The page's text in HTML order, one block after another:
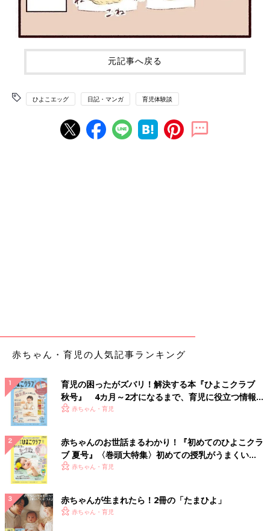
元記事へ戻る
ひよこエッグ 日記・マンガ 育児体験談
赤ちゃん・育児の人気記事ランキング
育児の困ったがズバリ！解決する本『ひよこクラブ
秋号』 4カ月～2才になるまで、育児に役立つ情報が
いっぱい！
赤ちゃん・育児
赤ちゃんのお世話まるわかり！『初めてのひよこクラ
ブ 夏号』〈巻頭大特集〉初めての授乳がうまくい
く！ おっぱい・ミルクの基本と夏のトラブル 解決テ
赤ちゃん・育児
赤ちゃんが生まれたら！2冊の「たまひよ」
赤ちゃん・育児